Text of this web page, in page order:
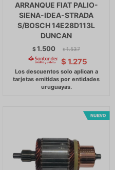
ARRANQUE FIAT PALIO-
SIENA-IDEA-STRADA
S/BOSCH 14E28D113L
DUNCAN
$1.500 $ 1.537
$ 1.275